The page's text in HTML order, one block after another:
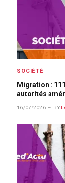
SOCIÉTÉ
Migration :
autorités
16/07/2026 BY